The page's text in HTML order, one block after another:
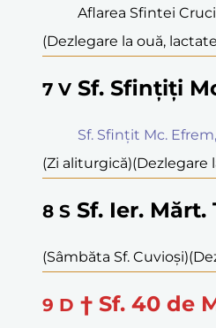
Aflarea Sfintei Cruci
(Dezlegare la ouă,
7 V Sf. Sfințiți
Sf. Sfințit Mc.
(Zi aliturgică)(Dezlegare
8 S Sf. Ier.
(Sâmbăta Sf. Cuvioși)
9 D † Sf. 40 de